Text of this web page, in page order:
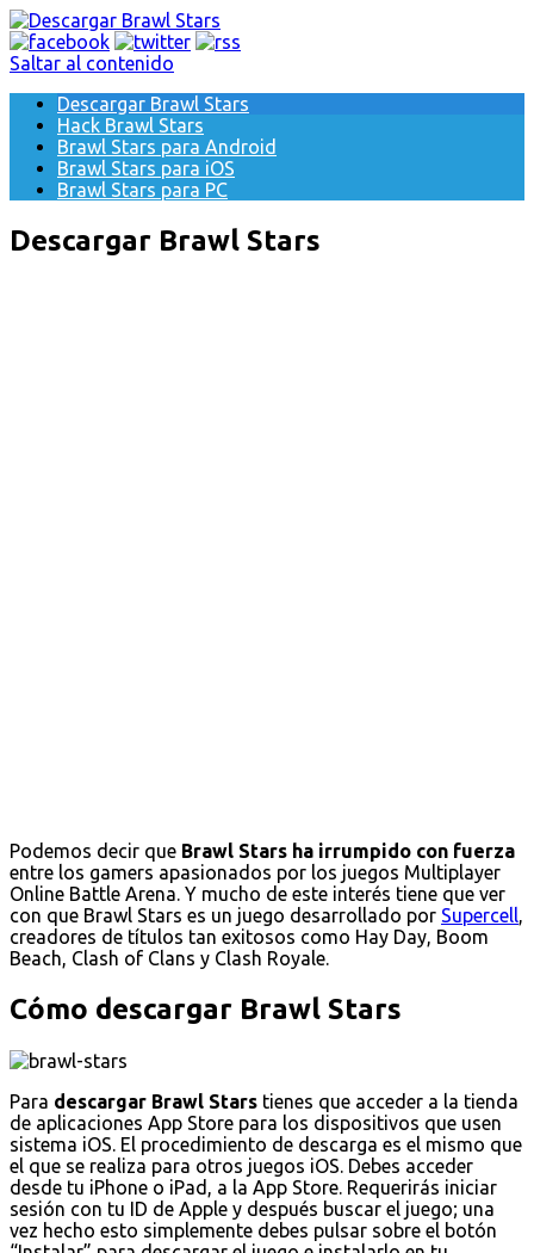
Saltar al contenido
Descargar Brawl Stars
Hack Brawl Stars
Brawl Stars para Android
Brawl Stars para iOS
Brawl Stars para PC
Descargar Brawl Stars
Podemos decir que Brawl Stars ha irrumpido con fuerza
entre los gamers apasionados por los juegos Multiplayer
Online Battle Arena. Y mucho de este interés tiene que ver
con que Brawl Stars es un juego desarrollado por Supercell,
creadores de títulos tan exitosos como Hay Day, Boom
Beach, Clash of Clans y Clash Royale.
Cómo descargar Brawl Stars
Para descargar Brawl Stars tienes que acceder a la tienda
de aplicaciones App Store para los dispositivos que usen
sistema iOS. El procedimiento de descarga es el mismo que
el que se realiza para otros juegos iOS. Debes acceder
desde tu iPhone o iPad, a la App Store. Requerirás iniciar
sesión con tu ID de Apple y después buscar el juego; una
vez hecho esto simplemente debes pulsar sobre el botón